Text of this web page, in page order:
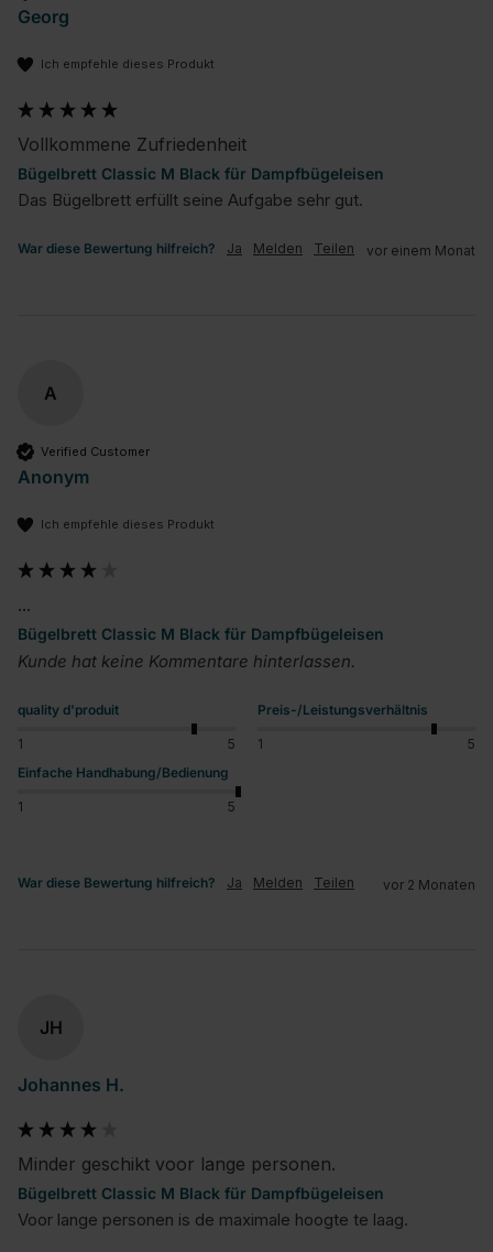
Georg
Ich empfehle dieses Produkt
Vollkommene Zufriedenheit
Bügelbrett Classic M Black für Dampfbügeleisen
Das Bügelbrett erfüllt seine Aufgabe sehr gut.
War diese Bewertung hilfreich? Ja Melden Teilen vor einem Monat
A
Verified Customer
Anonym
Ich empfehle dieses Produkt
...
Bügelbrett Classic M Black für Dampfbügeleisen
Kunde hat keine Kommentare hinterlassen.
quality d'produit
1 5
Preis-/Leistungsverhältnis
1
5
Einfache Handhabung/Bedienung
1 5
War diese Bewertung hilfreich? Ja Melden Teilen vor 2 Monaten
JH
Johannes H.
Minder geschikt voor lange personen.
Bügelbrett Classic M Black für Dampfbügeleisen
Voor lange personen is de maximale hoogte te laag.